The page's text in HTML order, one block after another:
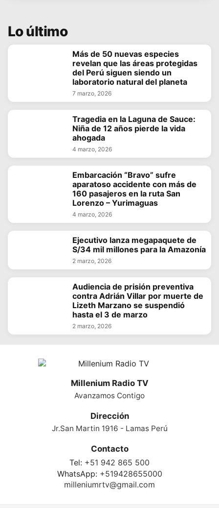
Lo último
Más de 50 nuevas especies
revelan que las áreas protegidas
del Perú siguen siendo un
laboratorio natural del planeta
7 marzo, 2026
Tragedia en la Laguna de Sauce:
Niña de 12 años pierde la vida
ahogada
4 marzo, 2026
Embarcación “Bravo” sufre
aparatoso accidente con más de
160 pasajeros en la ruta San
Lorenzo – Yurimaguas
4 marzo, 2026
Ejecutivo lanza megapaquete de
S/34 mil millones para la Amazonía
2 marzo, 2026
Audiencia de prisión preventiva
contra Adrián Villar por muerte de
Lizeth Marzano se suspendió
hasta el 3 de marzo
2 marzo, 2026
Millenium Radio TV
Avanzamos Contigo
Dirección
Jr.San Martin 1916 - Lamas Perú
Contacto
Tel: +51 942 865 500
WhatsApp: +519428655000
milleniumrtv@gmail.com